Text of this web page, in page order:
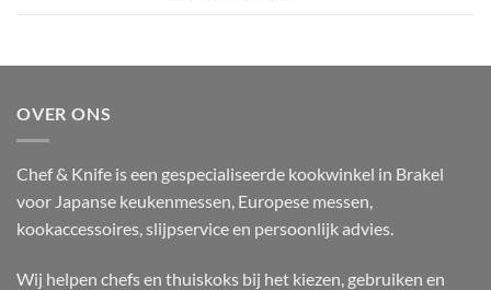
OVER ONS
Chef & Knife is een gespecialiseerde kookwinkel in Brakel
voor Japanse keukenmessen, Europese messen,
kookaccessoires, slijpservice en persoonlijk advies.
Wij helpen chefs en thuiskoks bij het kiezen, gebruiken en